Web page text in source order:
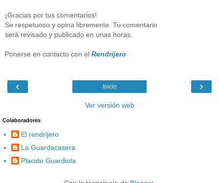
¡Gracias por tus comentarios!
Se respetuoso y opina libremente. Tu comentario
será revisado y publicado en unas horas.
Ponerse en contacto con el Rendrijero
‹ ›
Inicio
Ver versión web
Colaboradores
El rendrijero
La Guardacasera
Placido Guardiola